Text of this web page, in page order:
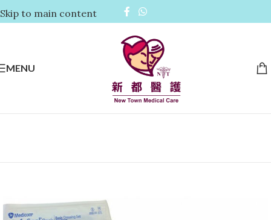
Skip to main content
MENU